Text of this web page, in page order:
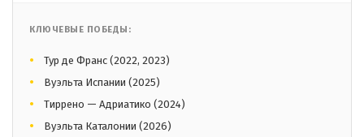
КЛЮЧЕВЫЕ ПОБЕДЫ:
Тур де Франс (2022, 2023)
Вуэльта Испании (2025)
Тиррено — Адриатико (2024)
Вуэльта Каталонии (2026)